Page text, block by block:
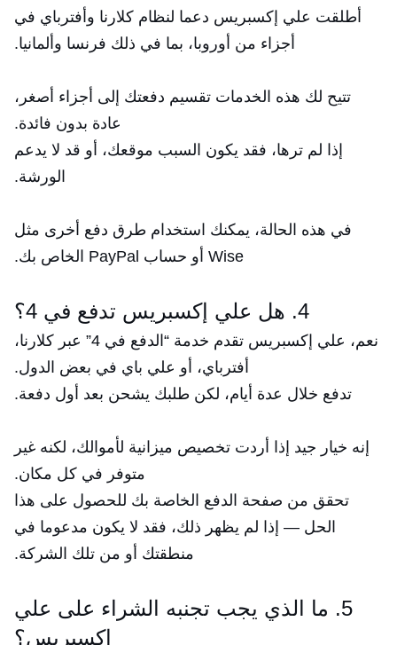
أطلقت علي إكسبريس دعما لنظام كلارنا وأفترباي في
أجزاء من أوروبا، بما في ذلك فرنسا وألمانيا.
تتيح لك هذه الخدمات تقسيم دفعتك إلى أجزاء أصغر،
عادة بدون فائدة.
إذا لم ترها، فقد يكون السبب موقعك، أو قد لا يدعم
الورشة.
في هذه الحالة، يمكنك استخدام طرق دفع أخرى مثل
Wise أو حساب PayPal الخاص بك.
4. هل علي إكسبريس تدفع في 4؟
نعم، علي إكسبريس تقدم خدمة “الدفع في 4” عبر كلارنا،
أفترباي، أو علي باي في بعض الدول.
تدفع خلال عدة أيام، لكن طلبك يشحن بعد أول دفعة.
إنه خيار جيد إذا أردت تخصيص ميزانية لأموالك، لكنه غير
متوفر في كل مكان.
تحقق من صفحة الدفع الخاصة بك للحصول على هذا
الحل — إذا لم يظهر ذلك، فقد لا يكون مدعوما في
منطقتك أو من تلك الشركة.
5. ما الذي يجب تجنبه الشراء على علي
إكسبريس؟